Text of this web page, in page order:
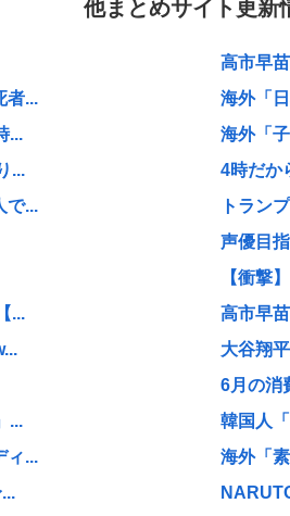
他まとめサイト更新
者...
...
...
で...
...
...
ィ...
高市早
海外「
海外「
4時だか
トラン
声優目
【衝撃
高市早
大谷翔
6月の消
韓国人
海外「